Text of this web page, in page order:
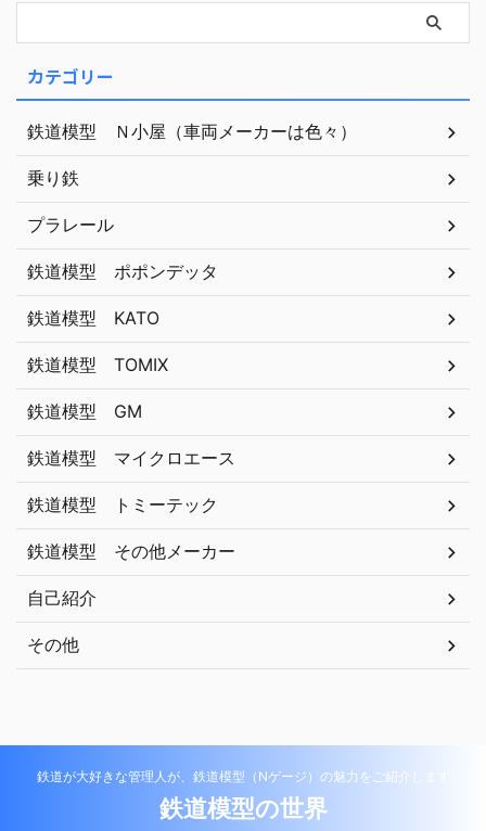
カテゴリー
鉄道模型 Ｎ小屋（車両メーカーは色々）
乗り鉄
プラレール
鉄道模型 ポポンデッタ
鉄道模型 KATO
鉄道模型 TOMIX
鉄道模型 GM
鉄道模型 マイクロエース
鉄道模型 トミーテック
鉄道模型 その他メーカー
自己紹介
その他
鉄道が大好きな管理人が、鉄道模型（Nゲージ）の魅力をご紹介します
鉄道模型の世界